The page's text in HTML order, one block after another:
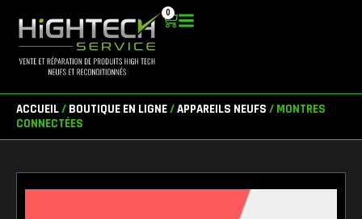
contenu
0
Panier
ACCUEIL/ BOUTIQUE EN LIGNE/APPAREILS NEUFS / MONTRES
CONNECTÉES